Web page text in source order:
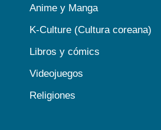
Anime y Manga
K-Culture (Cultura coreana)
Libros y cómics
Videojuegos
Religiones